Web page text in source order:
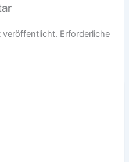
veröffentlicht. Erforderliche